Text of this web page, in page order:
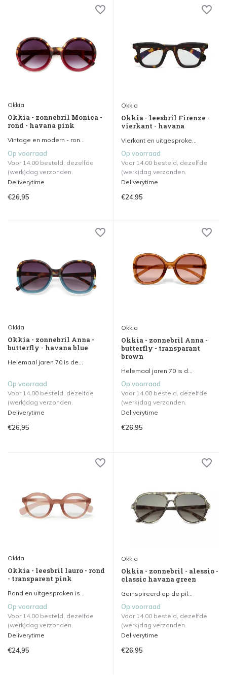
Okkia
Okkia - zonnebril Monica -
rond - havana pink
Vintage en modern - ron...
Op voorraad
Voor 14.00 besteld, dezelfde
(werk)dag verzonden.
Deliverytime
€26,95
Okkia
Okkia - leesbril Firenze -
vierkant - havana
Vierkant en uitgesproke...
Op voorraad
Voor 14.00 besteld, dezelfde
(werk)dag verzonden.
Deliverytime
€24,95
Okkia
Okkia - zonnebril Anna -
butterfly - havana blue
Helemaal jaren 70 is de...
Op voorraad
Voor 14.00 besteld, dezelfde
(werk)dag verzonden.
Deliverytime
€26,95
Okkia
Okkia - zonnebril Anna -
butterfly - transparant
brown
Helemaal jaren 70 is d...
Op voorraad
Voor 14.00 besteld, dezelfde
(werk)dag verzonden.
Deliverytime
€26,95
Okkia
Okkia - leesbril lauro - rond
- transparent pink
Rond en uitgesproken is...
Op voorraad
Voor 14.00 besteld, dezelfde
(werk)dag verzonden.
Deliverytime
€24,95
Okkia
Okkia - zonnebril - alessio -
classic havana green
Geïnspireerd op de pil...
Op voorraad
Voor 14.00 besteld, dezelfde
(werk)dag verzonden.
Deliverytime
€26,95